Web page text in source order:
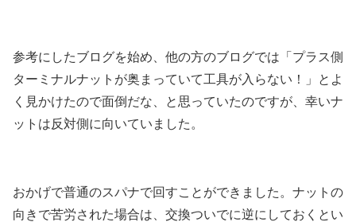
参考にしたブログを始め、他の方のブログでは「プラス側
ターミナルナットが奥まっていて工具が入らない！」とよ
く見かけたので面倒だな、と思っていたのですが、幸いナ
ットは反対側に向いていました。
おかげで普通のスパナで回すことができました。ナットの
向きで苦労された場合は、交換ついでに逆にしておくとい